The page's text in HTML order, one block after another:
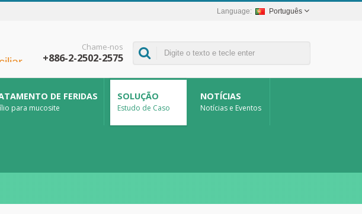
Português
Chame-nos
+886-2-2502-2575
DE FERIDAS
para mucosite
SOLUÇÃO
Estudo de Caso
NOTÍCIAS
Notícias e Eventos